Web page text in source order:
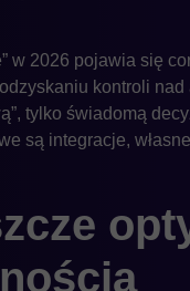
w 2026 pojawia się
kontroli
tylko świadomą
są integracje,